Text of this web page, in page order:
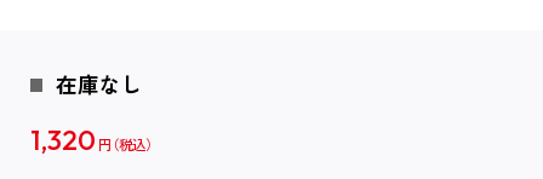
在庫なし
1,320 円